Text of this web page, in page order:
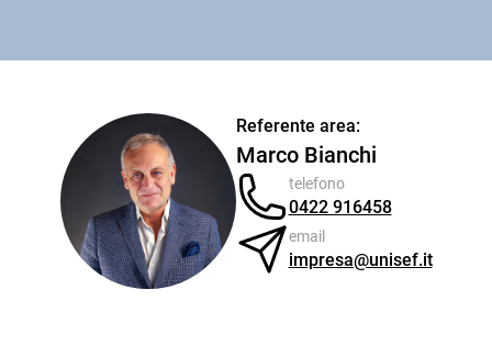
Referente area:
Marco Bianchi
telefono
0422 916458
email
impresa@unisef.it